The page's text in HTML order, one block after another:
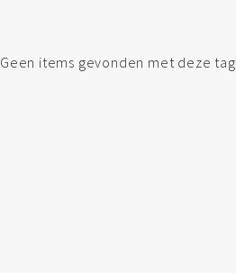
Geen items gevonden met deze tag